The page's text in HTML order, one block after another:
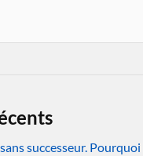
successeur.